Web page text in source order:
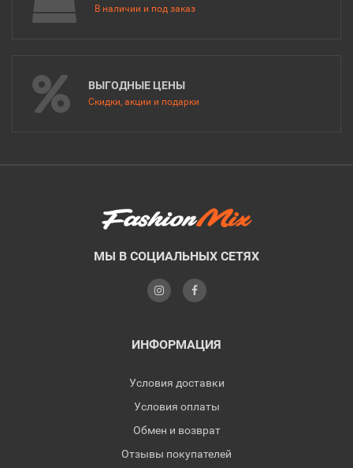
В наличии и под заказ
ВЫГОДНЫЕ ЦЕНЫ
Скидки, акции и подарки
МЫ В СОЦИАЛЬНЫХ СЕТЯХ
ИНФОРМАЦИЯ
Условия доставки
Условия оплаты
Обмен и возврат
Отзывы покупателей